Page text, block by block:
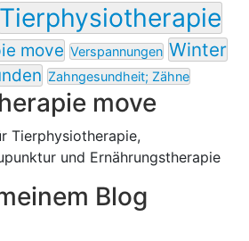
Tierphysiotherapie
move Verspannungen Winter
Zahngesundheit; Zähne
move
Tierphysiotherapie,
und Ernährungstherapie
Blog